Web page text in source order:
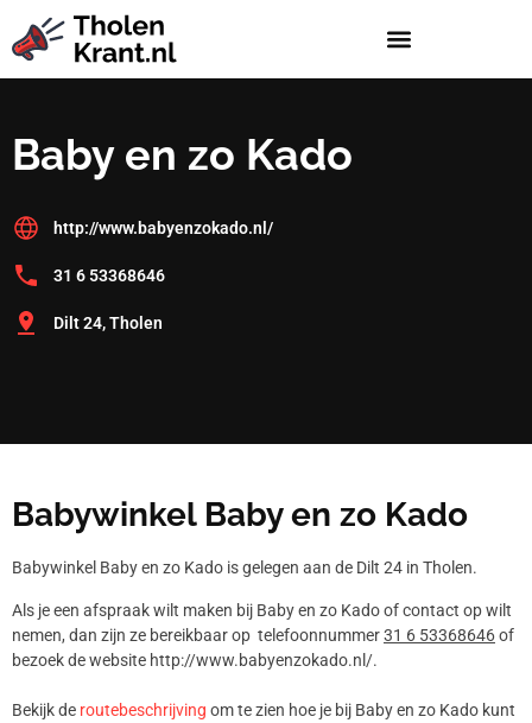
Baby en zo Kado
http://www.babyenzokado.nl/
31 6 53368646
Dilt 24, Tholen
Babywinkel Baby en zo Kado
Babywinkel Baby en zo Kado is gelegen aan de Dilt 24 in Tholen.
Als je een afspraak wilt maken bij Baby en zo Kado of contact op wilt
nemen, dan zijn ze bereikbaar op telefoonnummer31 6 53368646of
bezoek de website http://www.babyenzokado.nl/.
Bekijk de routebeschrijving om te zien hoe je bij Baby en zo Kado kunt